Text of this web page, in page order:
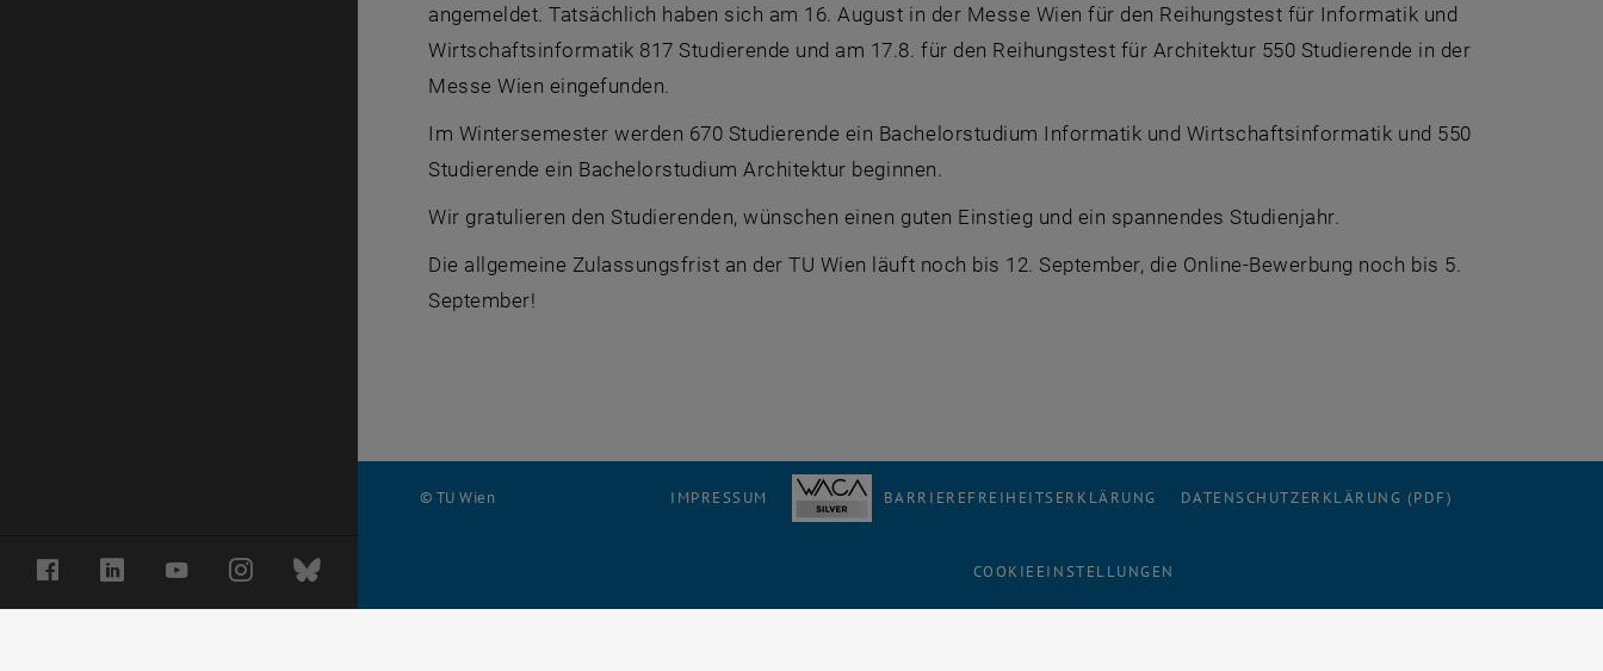
FacebookLinkedInYouTubeInstagramBluesky
angemeldet. Tatsächlich haben sich am 16. August in der Messe Wien für den Reihungstest für Informatik und
Wirtschaftsinformatik 817 Studierende und am 17.8. für den Reihungstest für Architektur 550 Studierende in der
Messe Wien eingefunden.
Im Wintersemester werden 670 Studierende ein Bachelorstudium Informatik und Wirtschaftsinformatik und 550
Studierende ein Bachelorstudium Architektur beginnen.
Wir gratulieren den Studierenden, wünschen einen guten Einstieg und ein spannendes Studienjahr.
Die allgemeine Zulassungsfrist an der TU Wien läuft noch bis 12. September, die Online-Bewerbung noch bis 5.
September!
© TU Wien IMPRESSUM BARRIEREFREIHEITSERKLÄRUNG DATENSCHUTZERKLÄRUNG (PDF)
COOKIEEINSTELLUNGEN